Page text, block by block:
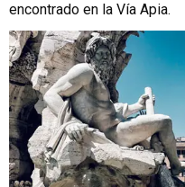
encontrado en la Vía Apia.